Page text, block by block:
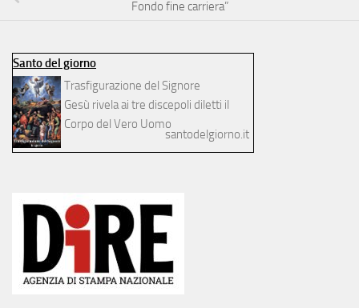
Fondo fine carriera”
Santo del giorno
Trasfigurazione del Signore
Gesù rivela ai tre discepoli diletti il
Corpo del Vero Uomo
santodelgiorno.it